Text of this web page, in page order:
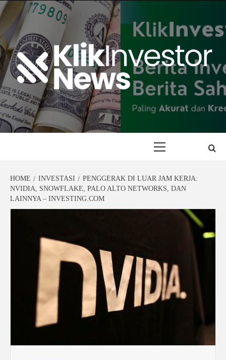
Skip
to
content
HOME INVESTASI
PENGGERAK DI LUAR JAM KERJA:
NVIDIA, SNOWFLAKE, PALO ALTO NETWORKS, DAN
LAINNYA – INVESTING.COM